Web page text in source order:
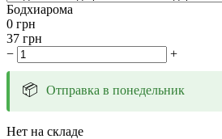
Бодхиарома
0 грн
37 грн
−
+
📦 Отправка в понедельник
Нет на складе